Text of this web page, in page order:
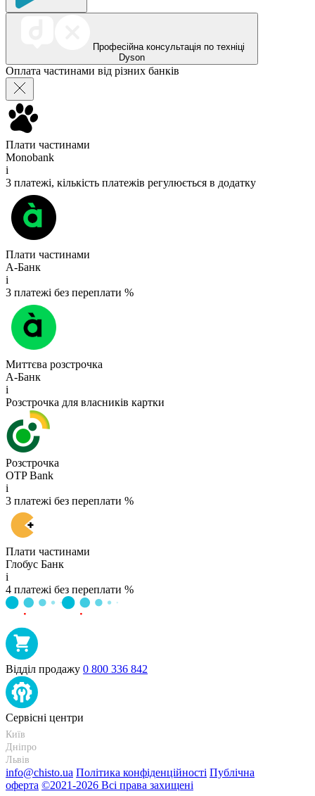
Професійна консультація по техніці
Dyson
Оплата частинами від різних банків
Плати частинами
Monobank
i
3 платежі, кількість платежів регулюється в додатку
Плати частинами
А-Банк
i
3 платежі без переплати %
Миттєва розстрочка
А-Банк
i
Розстрочка для власників картки
Розстрочка
OTP Bank
i
3 платежі без переплати %
Плати частинами
Глобус Банк
i
4 платежі без переплати %
Відділ продажу 0 800 336 842
Сервісні центри
Київ
Дніпро
Львів
info@chisto.ua Політика конфіденційності Публічна
оферта ©2021-2026 Всі права захищені